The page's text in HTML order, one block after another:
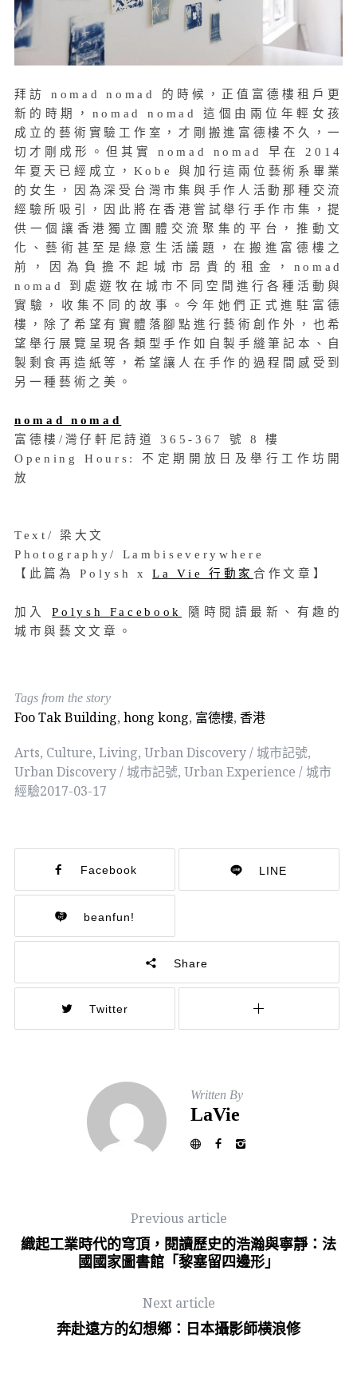
拜訪 nomad nomad 的時候，正值富德樓租戶更
新的時期，nomad nomad 這個由兩位年輕女孩
成立的藝術實驗工作室，才剛搬進富德樓不久，一
切才剛成形。但其實 nomad nomad 早在 2014
年夏天已經成立，Kobe 與加行這兩位藝術系畢業
的女生，因為深受台灣市集與手作人活動那種交流
經驗所吸引，因此將在香港嘗試舉行手作市集，提
供一個讓香港獨立團體交流聚集的平台，推動文
化、藝術甚至是綠意生活議題，在搬進富德樓之
前，因為負擔不起城市昂貴的租金，nomad
nomad 到處遊牧在城市不同空間進行各種活動與
實驗，收集不同的故事。今年她們正式進駐富德
樓，除了希望有實體落腳點進行藝術創作外，也希
望舉行展覽呈現各類型手作如自製手縫筆記本、自
製剩食再造紙等，希望讓人在手作的過程間感受到
另一種藝術之美。
nomad nomad
富德樓/灣仔軒尼詩道 365-367 號 8 樓
Opening Hours: 不定期開放日及舉行工作坊開
放
Text/ 梁大文
Photography/ Lambiseverywhere
【此篇為 Polysh xLa Vie 行動家 合作文章】
加入Polysh Facebook
隨時閱讀最新、有趣的
城市與藝文文章。
Tags from the story
Foo Tak Building, hong kong, 富德樓, 香港
Arts, Culture, Living, Urban Discovery / 城市記號,
Urban Discovery / 城市記號, Urban Experience / 城市
經驗2017-03-17
Facebook LINE
beanfun!
Share
Twitter
Written By
LaVie
Previous article
織起工業時代的穹頂，閱讀歷史的浩瀚與寧靜：法
國國家圖書館「黎塞留四邊形」
Next article
奔赴遠方的幻想鄉：日本攝影師横浪修